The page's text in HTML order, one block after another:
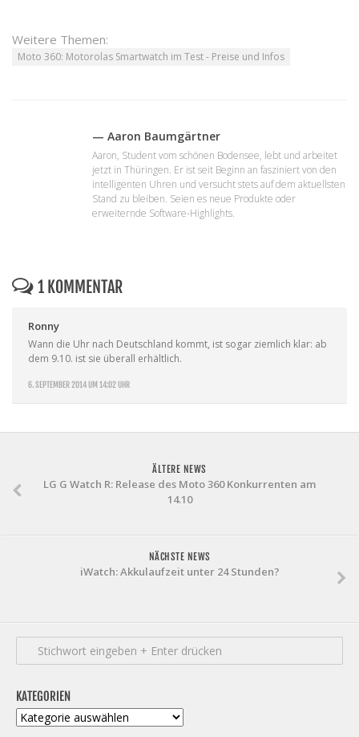
Weitere Themen:
Moto 360: Motorolas Smartwatch im Test - Preise und Infos
— Aaron Baumgärtner
Aaron, Student vom schönen Bodensee, lebt und arbeitet
jetzt in Thüringen. Er ist seit Beginn an fasziniert von den
intelligenten Uhren und versucht stets auf dem aktuellsten
Stand zu bleiben. Seien es neue Produkte oder
erweiternde Software-Highlights.
1 KOMMENTAR
Ronny
6. SEPTEMBER 2014 UM 14:02 UHR
Wann die Uhr nach Deutschland kommt, ist sogar ziemlich klar: ab
dem 9.10. ist sie überall erhältlich.
ÄLTERE NEWS
LG G Watch R: Release des Moto 360 Konkurrenten am
14.10
NÄCHSTE NEWS
iWatch: Akkulaufzeit unter 24 Stunden?
KATEGORIEN
Kategorien